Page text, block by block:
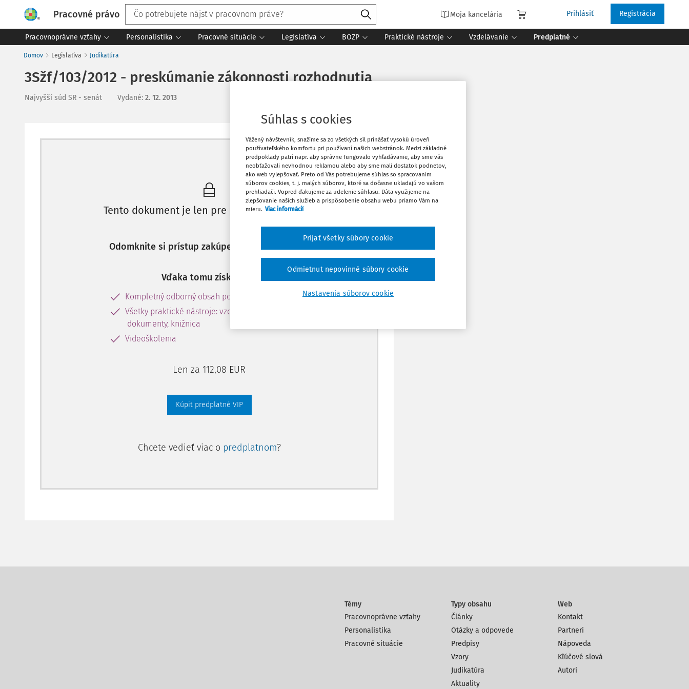
Pracovné právo Moja kancelária Prihlásiť Registrácia
Pracovnoprávne vzťahy Personalistika Pracovné situácie Legislatíva BOZP Praktické nástroje Vzdelávanie Predplatné
Domov Legislatíva Judikatúra
3Sžf/103/2012 - preskúmanie zákonnosti rozhodnutia
Najvyšší súd SR - senát Vydané: 2. 12. 2013
Máte predplatné? Prihláste sa
Tento dokument je len pre predplatiteľov VIP.
Odomknite si prístup zakúpením predplatného.
Vďaka tomu získate aj:
Kompletný odborný obsah portálu
Všetky praktické nástroje: vzory, smart
dokumenty, knižnica
Videoškolenia
Len za 112,08 EUR
Kúpiť predplatné VIP
Chcete vedieť viac o predplatnom?
Vytlačiť
Obľúbené
Zdieľať
Témy
Pracovnoprávne vzťahy
Personalistika
Pracovné situácie
Typy obsahu
Články
Otázky a odpovede
Predpisy
Vzory
Judikatúra
Aktuality
Web
Kontakt
Partneri
Nápoveda
Kľúčové slová
Autori
Súhlas s cookies
Vážený návštevník, snažíme sa zo všetkých síl prinášať vysokú úroveň
používateľského komfortu pri používaní našich webstránok. Medzi základné
predpoklady patrí napr. aby správne fungovalo vyhľadávanie, aby sme vás
neobťažovali nevhodnou reklamou alebo aby sme mali dostatok podnetov,
ako web vylepšovať. Preto od Vás potrebujeme súhlas so spracovaním
súborov cookies, t. j. malých súborov, ktoré sa dočasne ukladajú vo vašom
prehliadači. Vopred ďakujeme za udelenie súhlasu. Dáta využijeme na
zlepšovanie našich služieb a prispôsobenie obsahu webu priamo Vám na
mieru. Viac informácií
Nastavenia súborov cookie
Odmietnut nepovinné súbory cookie
Prijať všetky súbory cookie